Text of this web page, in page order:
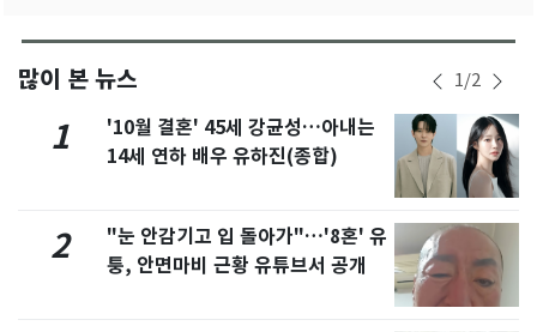
많이 본 뉴스 1/2
1
'10월 결혼' 45세 강균성…아내는
14세 연하 배우 유하진(종합)
2
"눈 안감기고 입 돌아가"…'8혼' 유
퉁, 안면마비 근황 유튜브서 공개